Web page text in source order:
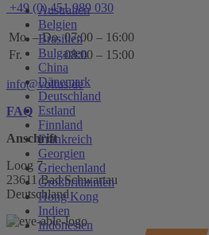
Australien
Belgien
Brasilien
Bulgarien
China
Dänemark
Deutschland
Estland
Finnland
Frankreich
Georgien
Griechenland
Großbritannien
Hong Kong
Indien
Indonesien
+49 (0) 451 989 030
Mo. – Do. 07:00 – 16:00
Fr.
08:00 – 15:00
info@voltus.de
FAQ
Anschrift
Loog 7
23611 Bad Schwartau
Deutschland